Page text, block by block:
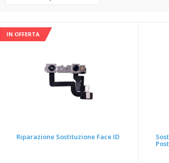
IN OFFERTA
Riparazione Sostituzione Face ID